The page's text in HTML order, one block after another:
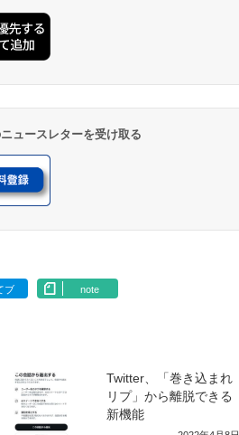
ュースレターを受け取る
ブ note
Twitter、「巻き込まれ
リプ」から離脱できる
新機能